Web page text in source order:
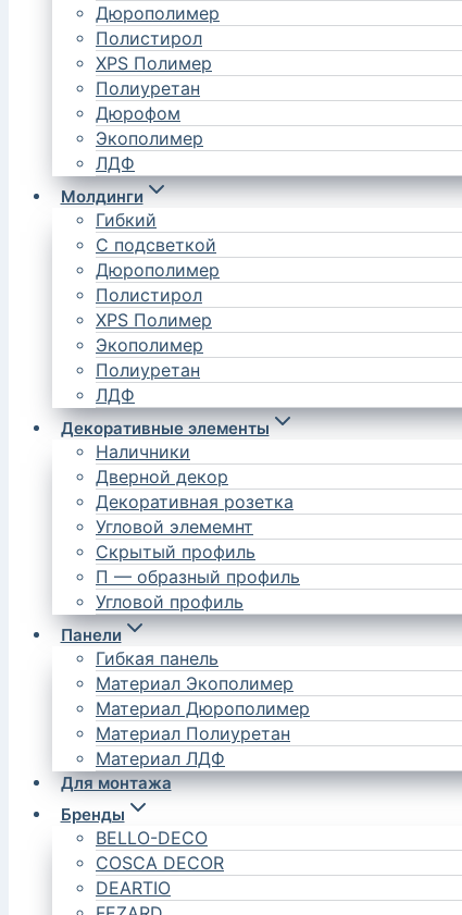
Дюрополимер
Полистирол
XPS Полимер
Полиуретан
Дюрофом
Экополимер
ЛДФ
Молдинги
Гибкий
С подсветкой
Дюрополимер
Полистирол
XPS Полимер
Экополимер
Полиуретан
ЛДФ
Декоративные элементы
Наличники
Дверной декор
Декоративная розетка
Угловой элемемнт
Скрытый профиль
П — образный профиль
Угловой профиль
Панели
Гибкая панель
Материал Экополимер
Материал Дюрополимер
Материал Полиуретан
Материал ЛДФ
Для монтажа
Бренды
BELLO-DECO
COSCA DECOR
DEARTIO